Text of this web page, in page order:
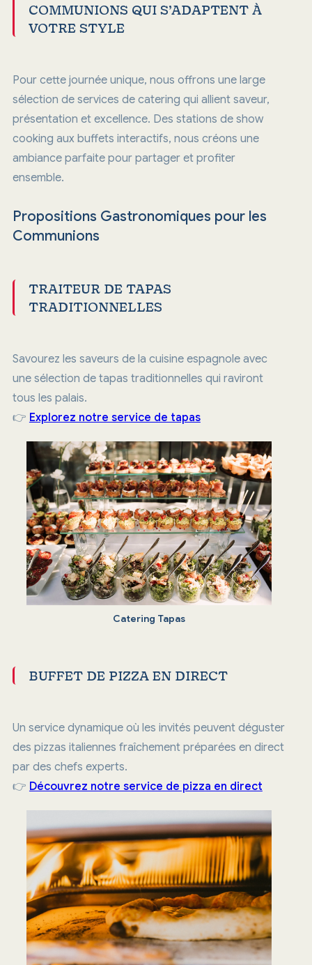
COMMUNIONS QUI S’ADAPTENT À
VOTRE STYLE
Pour cette journée unique, nous offrons une large
sélection de services de catering qui allient saveur,
présentation et excellence. Des stations de show
cooking aux buffets interactifs, nous créons une
ambiance parfaite pour partager et profiter
ensemble.
Propositions Gastronomiques pour les
Communions
TRAITEUR DE TAPAS
TRADITIONNELLES
Savourez les saveurs de la cuisine espagnole avec
une sélection de tapas traditionnelles qui raviront
tous les palais.
👉 Explorez notre service de tapas
Catering Tapas
BUFFET DE PIZZA EN DIRECT
Un service dynamique où les invités peuvent déguster
des pizzas italiennes fraîchement préparées en direct
par des chefs experts.
👉 Découvrez notre service de pizza en direct